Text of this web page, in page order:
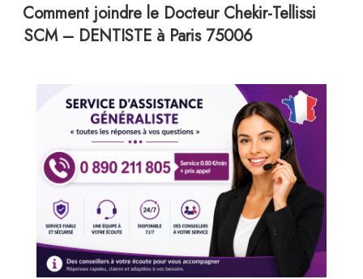
LE
Comment joindre le Docteur Chekir-Tellissi
SCM – DENTISTE à Paris 75006